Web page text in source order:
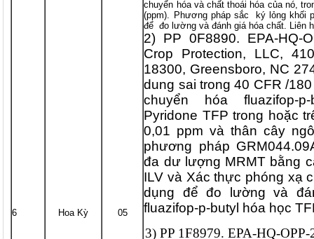
6 Hoa Kỳ 05
chuyển hóa và chất thoái hóa của nó,
(ppm). Phương pháp sắc ký lỏng khối
để đo lường và đánh giá hóa chất. Liên
2) PP 0F8890. EPA-HQ-
Crop Protection, LLC,
18300, Greensboro, NC
dung sai trong 40 CFR /
chuyển hóa fluazifop-p-
Pyridone TFP trong hoặc
0,01 ppm và thân cây
phương pháp
đa dư lượng MRMT bằng
ILV và Xác thực phóng xạ
dụng để đo lường và
fluazifop-p-butyl hóa học
3) PP 1F8979. EPA-HQ-